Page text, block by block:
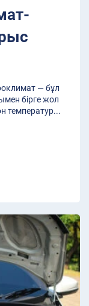
— бұл
бірге жол
температур...